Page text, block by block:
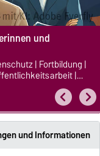
und
| Fortbildung |
|
u.v.m.
und Informationen